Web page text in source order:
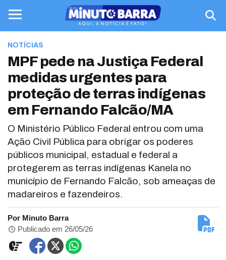
NOTÍCIAS
MPF pede na Justiça Federal
medidas urgentes para
proteção de terras indígenas
em Fernando Falcão/MA
O Ministério Público Federal entrou com uma
Ação Civil Pública para obrigar os poderes
públicos municipal, estadual e federal a
protegerem as terras indígenas Kanela no
município de Fernando Falcão, sob ameaças de
madareiros e fazendeiros.
Por Minuto Barra
Publicado em 26/05/26